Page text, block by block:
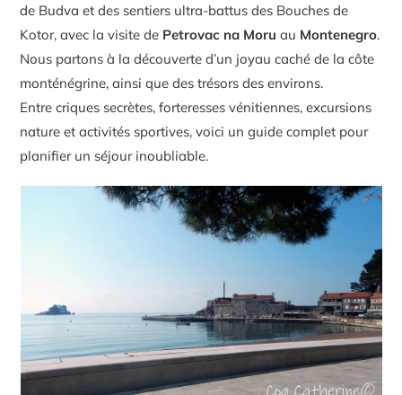
de Budva et des sentiers ultra-battus des Bouches de
Kotor, avec la visite de Petrovac na Moruau Montenegro.
Nous partons à la découverte d’un joyau caché de la côte
monténégrine, ainsi que des trésors des environs.
Entre criques secrètes, forteresses vénitiennes, excursions
nature et activités sportives, voici un guide complet pour
planifier un séjour inoubliable.